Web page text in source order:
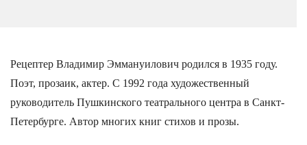
Рецептер Владимир Эммануилович родился в 1935 году.
Поэт, прозаик, актер. С 1992 года художественный
руководитель Пушкинского театрального центра в Санкт-
Петербурге. Автор многих книг стихов и прозы.